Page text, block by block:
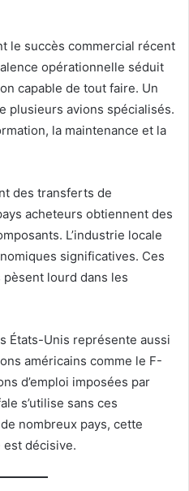
le succès commercial récent
opérationnelle séduit
capable de tout faire. Un
plusieurs avions spécialisés.
la maintenance et la
des transferts de
acheteurs obtiennent des
L’industrie locale
significatives. Ces
lourd dans les
États-Unis représente aussi
américains comme le F-
d’emploi imposées par
s’utilise sans ces
nombreux pays, cette
décisive.